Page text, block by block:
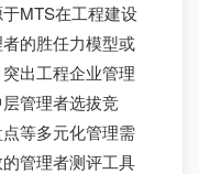
MTS在工程建设
的胜任力模型或
出工程企业管理
管理者选拔竞
等多元化管理需
管理者测评工具